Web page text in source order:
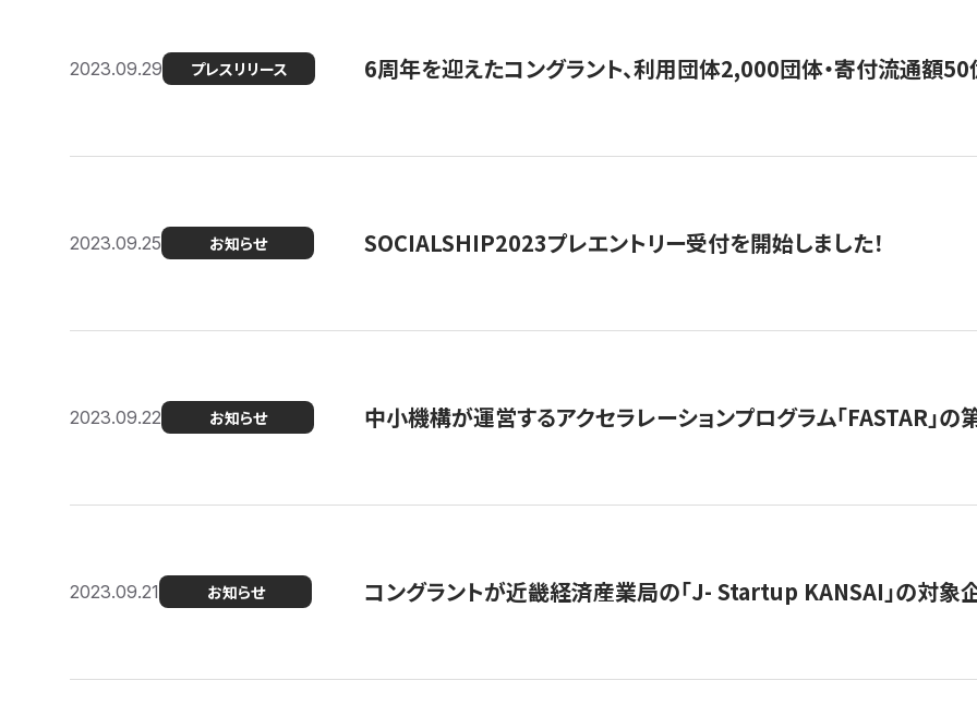
2023.09.29 プレスリリース 6周年を迎えたコングラント、利用団体2,000団体・寄付流通額50
2023.09.25 お知らせ SOCIALSHIP2023プレエントリー受付を開始しました！
2023.09.22 お知らせ 中小機構が運営するアクセラレーションプログラム「FASTAR」
2023.09.21 お知らせ コングラントが近畿経済産業局の「J- Startup KANSAI」の対象